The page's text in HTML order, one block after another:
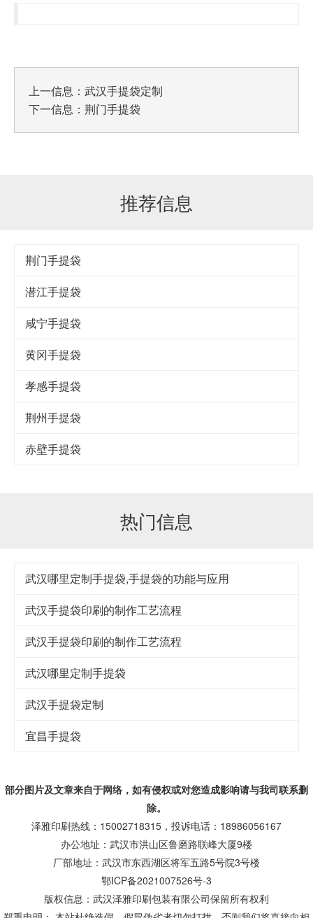
上一信息： 武汉手提袋定制
下一信息： 荆门手提袋
推荐信息
荆门手提袋
潜江手提袋
咸宁手提袋
黄冈手提袋
孝感手提袋
荆州手提袋
赤壁手提袋
热门信息
武汉哪里定制手提袋,手提袋的功能与应用
武汉手提袋印刷的制作工艺流程
武汉手提袋印刷的制作工艺流程
武汉哪里定制手提袋
武汉手提袋定制
宜昌手提袋
部分图片及文章来自于网络，如有侵权或对您造成影响请与我司联系删
除。
泽雅印刷热线：15002718315，投诉电话：18986056167
办公地址：武汉市洪山区鲁磨路联峰大厦9楼
厂部地址：武汉市东西湖区将军五路5号院3号楼
鄂ICP备2021007526号-3
版权信息：武汉泽雅印刷包装有限公司保留所有权利